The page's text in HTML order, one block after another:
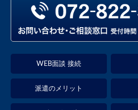
WEB面談 接続
派遣のメリット